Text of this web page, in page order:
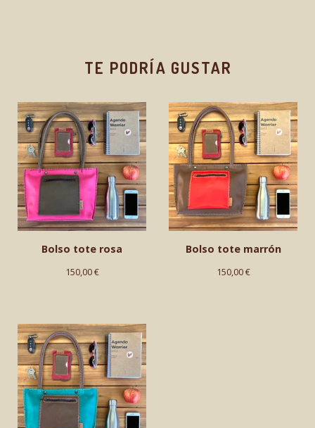
TE PODRÍA GUSTAR
Bolso tote rosa
150,00€
Bolso tote marrón
150,00€